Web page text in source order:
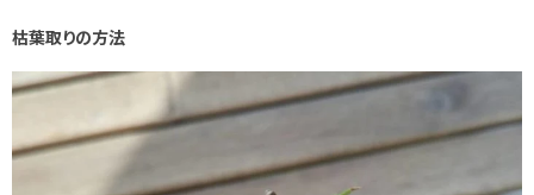
枯葉取りの方法